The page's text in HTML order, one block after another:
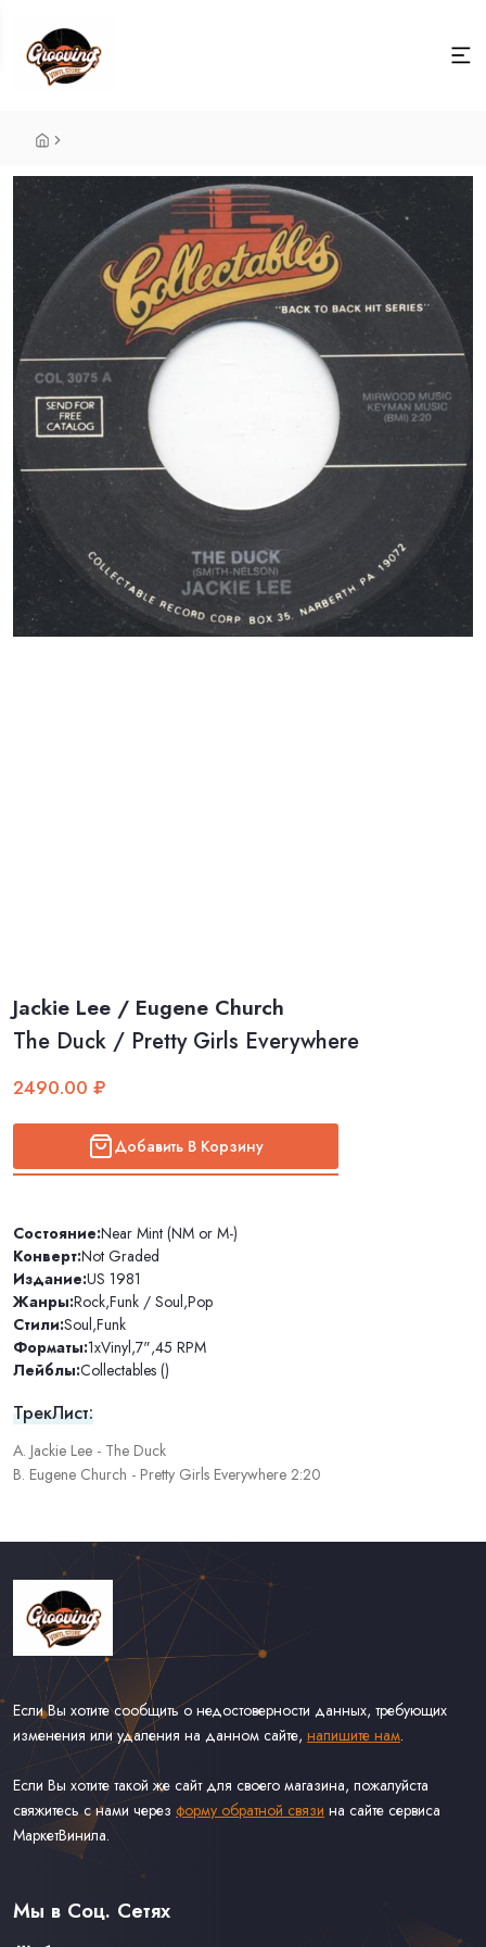
Jackie Lee / Eugene Church
The Duck / Pretty Girls Everywhere
2490.00 ₽
Добавить В Корзину
Состояние:Near Mint (NM or M-)
Конверт:Not Graded
Издание:US 1981
Жанры:Rock,Funk / Soul,Pop
Стили:Soul,Funk
Форматы:1xVinyl,7",45 RPM
Лейблы:Collectables ()
ТрекЛист:
A. Jackie Lee - The Duck
B. Eugene Church - Pretty Girls Everywhere 2:20
Если Вы хотите сообщить о недостоверности данных, требующих
изменения или удаления на данном сайте, напишите нам.
Если Вы хотите такой же сайт для своего магазина, пожалуйста
свяжитесь с нами через форму обратной связи на сайте сервиса
МаркетВинила.
Связаться С Нами
Оферта
Мы в Соц. Сетях